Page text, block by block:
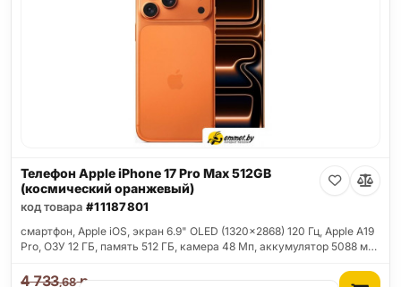
Телефон Apple iPhone 17 Pro Max 512GB
(космический оранжевый)
код товара #11187801
смартфон, Apple iOS, экран 6.9" OLED (1320x2868) 120 Гц, Apple A19
Pro, ОЗУ 12 ГБ, память 512 ГБ, камера 48 Мп, аккумулятор 5088 м…
4 733,68р.